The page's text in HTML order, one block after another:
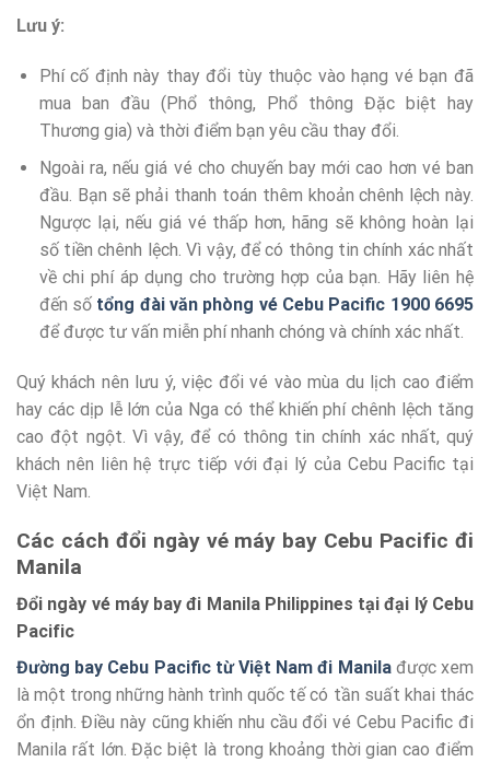
Lưu ý:
Phí cố định này thay đổi tùy thuộc vào hạng vé bạn đã
mua ban đầu (Phổ thông, Phổ thông Đặc biệt hay
Thương gia) và thời điểm bạn yêu cầu thay đổi.
Ngoài ra, nếu giá vé cho chuyến bay mới cao hơn vé ban
đầu. Bạn sẽ phải thanh toán thêm khoản chênh lệch này.
Ngược lại, nếu giá vé thấp hơn, hãng sẽ không hoàn lại
số tiền chênh lệch. Vì vậy, để có thông tin chính xác nhất
về chi phí áp dụng cho trường hợp của bạn. Hãy liên hệ
đến số tổng đài văn phòng vé Cebu Pacific 1900 6695
để được tư vấn miễn phí nhanh chóng và chính xác nhất.
Quý khách nên lưu ý, việc đổi vé vào mùa du lịch cao điểm
hay các dịp lễ lớn của Nga có thể khiến phí chênh lệch tăng
cao đột ngột. Vì vậy, để có thông tin chính xác nhất, quý
khách nên liên hệ trực tiếp với đại lý của Cebu Pacific tại
Việt Nam.
Các cách đổi ngày vé máy bay Cebu Pacific đi
Manila
Đổi ngày vé máy bay đi Manila Philippines tại đại lý Cebu
Pacific
Đường bay Cebu Pacific từ Việt Nam đi Manilađược xem
là một trong những hành trình quốc tế có tần suất khai thác
ổn định. Điều này cũng khiến nhu cầu đổi vé Cebu Pacific đi
Manila rất lớn. Đặc biệt là trong khoảng thời gian cao điểm